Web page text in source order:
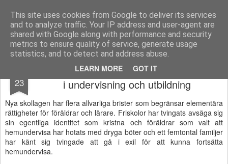
This site uses cookies from Google to deliver its services
and to analyze traffic. Your IP address and user-agent are
shared with Google along with performance and security
metrics to ensure quality of service, generate usage
statistics, and to detect and address abuse.
LEARN MORE GOT IT
berno.se
Startsida
23
Upprop för barns och föräldrars rättigheter
i undervisning och utbildning
Nya skollagen har flera allvarliga brister som begränsar elementära
rättigheter för föräldrar och lärare. Friskolor har tvingats avsäga sig
sin egentliga identitet som kristna och föräldrar som valt att
hemundervisa har hotats med dryga böter och ett femtontal familjer
har känt sig tvingade att gå i exil för att kunna fortsätta
hemundervisa.